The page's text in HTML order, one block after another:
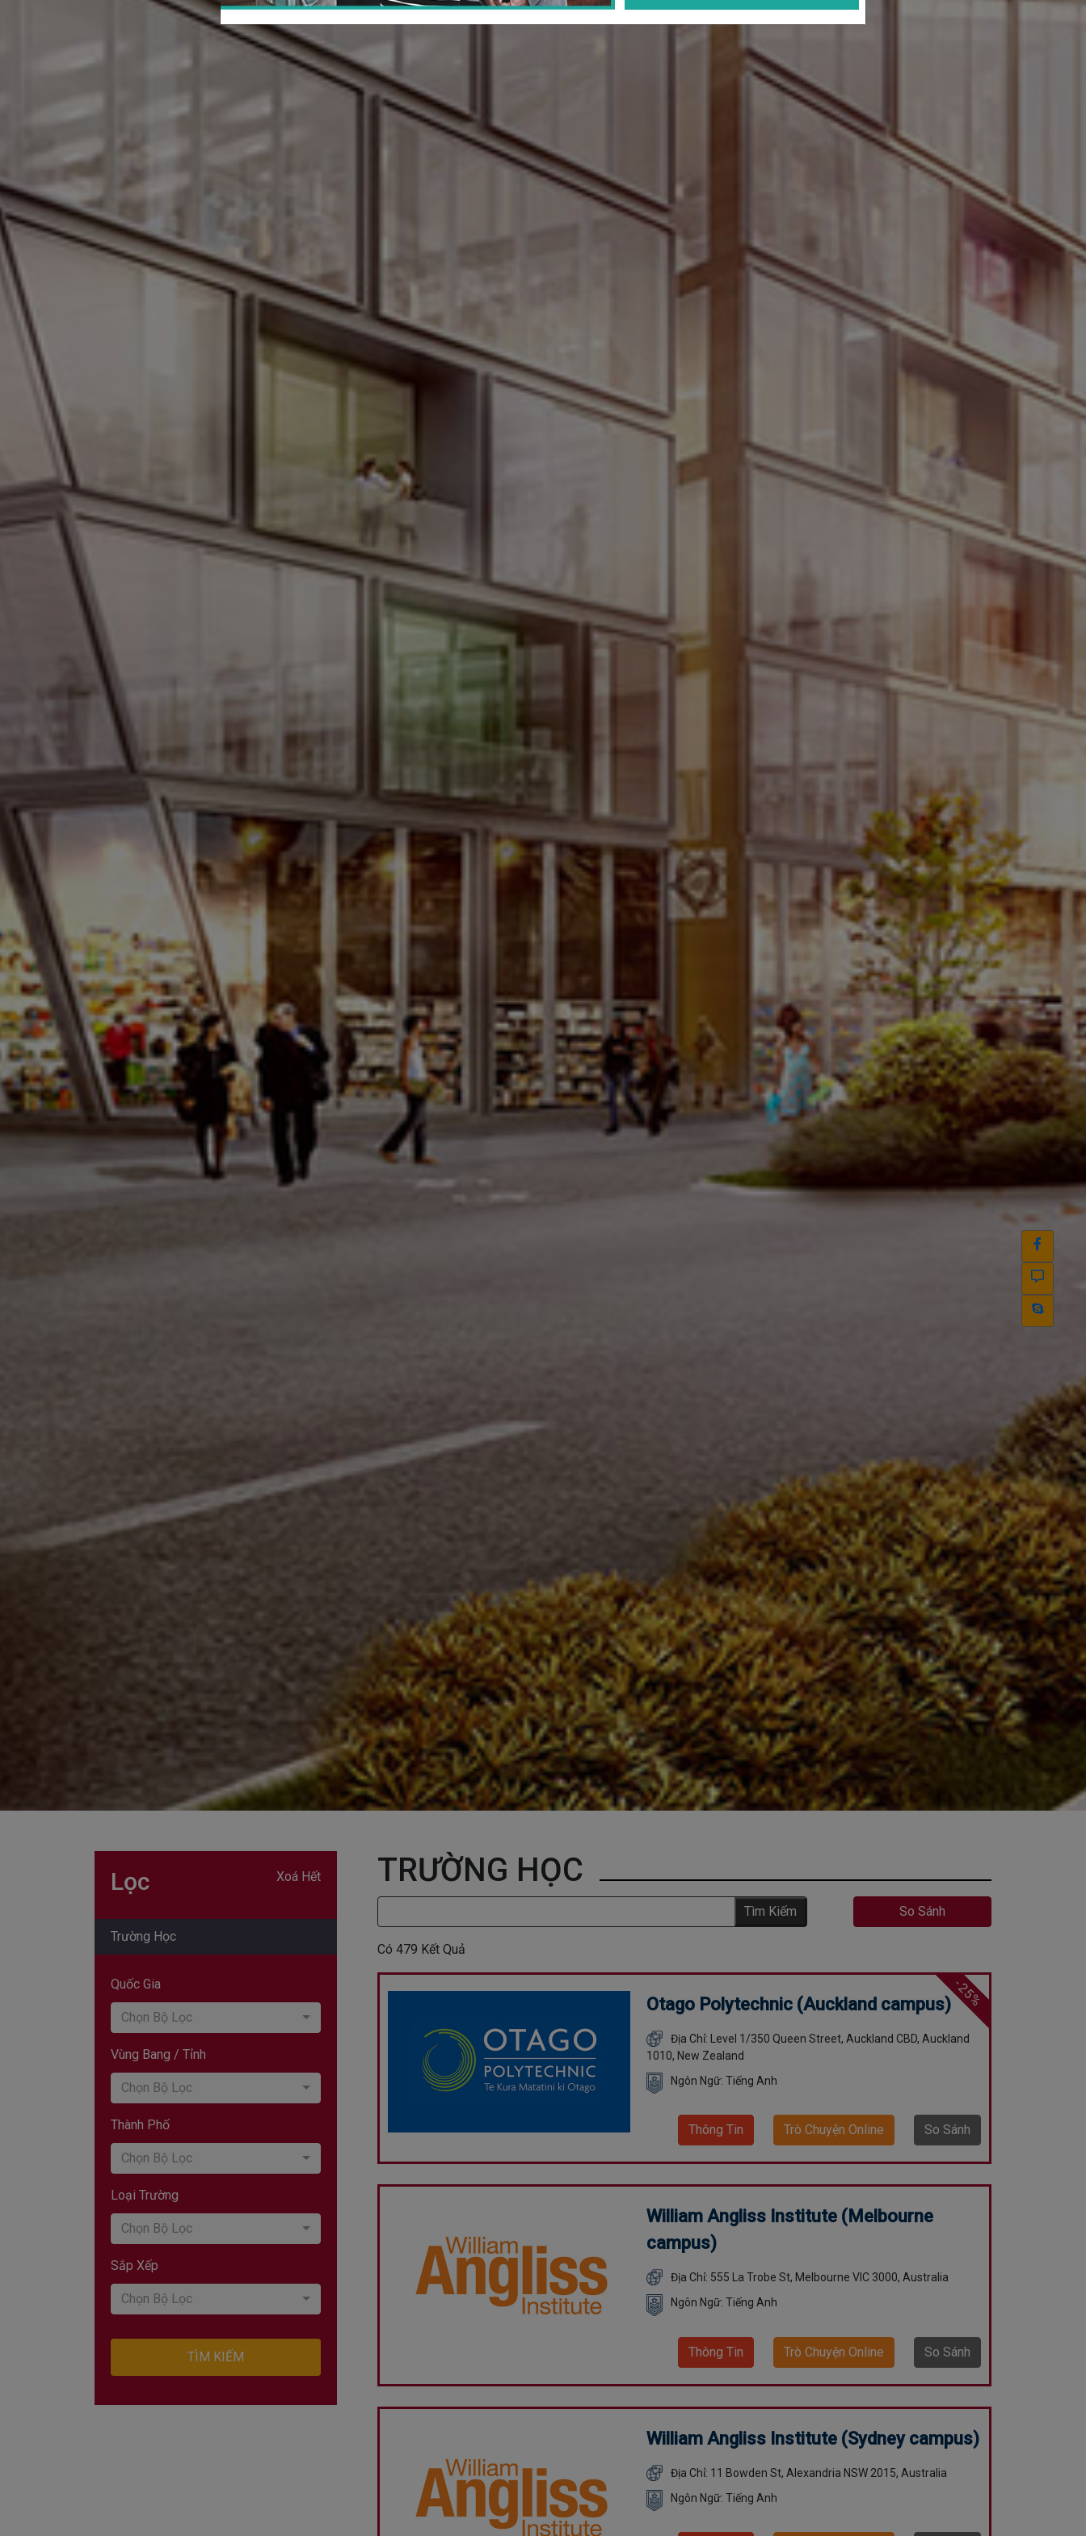
Lọc Xoá Hết
Trường Học
Quốc Gia
Chọn Bộ Lọc
Vùng Bang / Tỉnh
Chọn Bộ Lọc
Thành Phố
Chọn Bộ Lọc
Loại Trường
Chọn Bộ Lọc
Sắp Xếp
Chọn Bộ Lọc
TÌM KIẾM
TRƯỜNG HỌC
Tìm Kiếm
Có 479 Kết Quả
So Sánh
-25%
Otago Polytechnic (Auckland campus)
Địa Chỉ: Level 1/350 Queen Street, Auckland CBD, Auckland
1010, New Zealand
Ngôn Ngữ: Tiếng Anh
Thông Tin Trò Chuyện Online So Sánh
William Angliss Institute (Melbourne
campus)
Địa Chỉ: 555 La Trobe St, Melbourne VIC 3000, Australia
Ngôn Ngữ: Tiếng Anh
Thông Tin Trò Chuyện Online So Sánh
William Angliss Institute (Sydney campus)
Địa Chỉ: 11 Bowden St, Alexandria NSW 2015, Australia
Ngôn Ngữ: Tiếng Anh